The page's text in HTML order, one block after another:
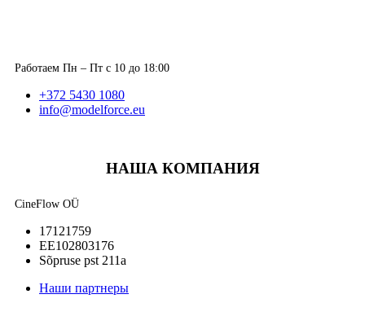
Работаем Пн – Пт с 10 до 18:00
+372 5430 1080
info@modelforce.eu
НАША КОМПАНИЯ
CineFlow OÜ
17121759
EE102803176
Sõpruse pst 211a
Наши партнеры